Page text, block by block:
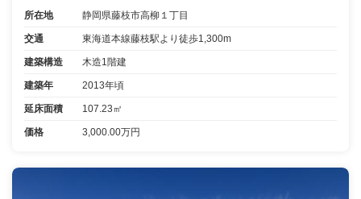
所在地 静岡県藤枝市高柳１丁目
交通 東海道本線藤枝駅より徒歩1,300m
建築構造 木造1階建
建築年 2013年頃
延床面積 107.23㎡
価格 3,000.00万円